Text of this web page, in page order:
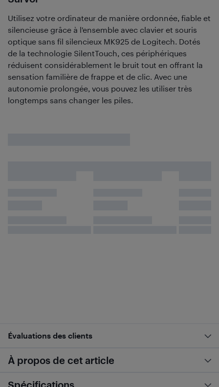
Utilisez votre ordinateur de manière ordonnée, fiable et
silencieuse grâce à l'ensemble avec clavier et souris
optique sans fil silencieux MK925 de Logitech. Dotés
de la technologie SilentTouch, ces périphériques
réduisent considérablement le bruit tout en offrant la
sensation familière de frappe et de clic. Avec une
autonomie prolongée, vous pouvez les utiliser très
longtemps sans changer les piles.
Évaluations des clients
À propos de cet article
Spécifications